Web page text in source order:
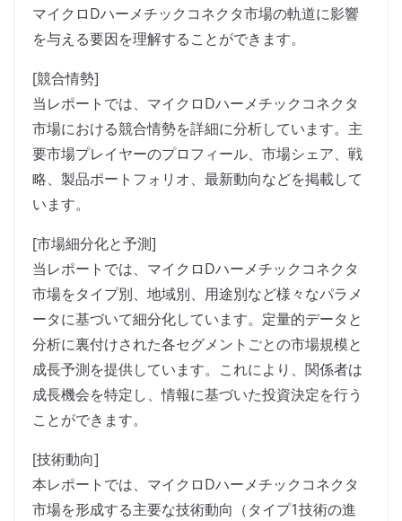
マイクロDハーメチックコネクタ市場の軌道に影響
を与える要因を理解することができます。
[競合情勢]
当レポートでは、マイクロDハーメチックコネクタ
市場における競合情勢を詳細に分析しています。主
要市場プレイヤーのプロフィール、市場シェア、戦
略、製品ポートフォリオ、最新動向などを掲載して
います。
[市場細分化と予測]
当レポートでは、マイクロDハーメチックコネクタ
市場をタイプ別、地域別、用途別など様々なパラメ
ータに基づいて細分化しています。定量的データと
分析に裏付けされた各セグメントごとの市場規模と
成長予測を提供しています。これにより、関係者は
成長機会を特定し、情報に基づいた投資決定を行う
ことができます。
[技術動向]
本レポートでは、マイクロDハーメチックコネクタ
市場を形成する主要な技術動向（タイプ1技術の進